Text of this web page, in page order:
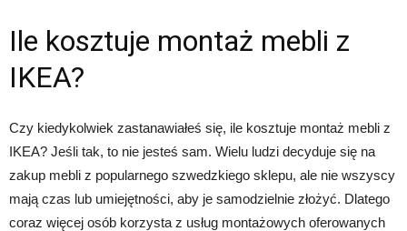
Ile kosztuje montaż mebli z
IKEA?
Czy kiedykolwiek zastanawiałeś się, ile kosztuje montaż mebli z
IKEA? Jeśli tak, to nie jesteś sam. Wielu ludzi decyduje się na
zakup mebli z popularnego szwedzkiego sklepu, ale nie wszyscy
mają czas lub umiejętności, aby je samodzielnie złożyć. Dlatego
coraz więcej osób korzysta z usług montażowych oferowanych